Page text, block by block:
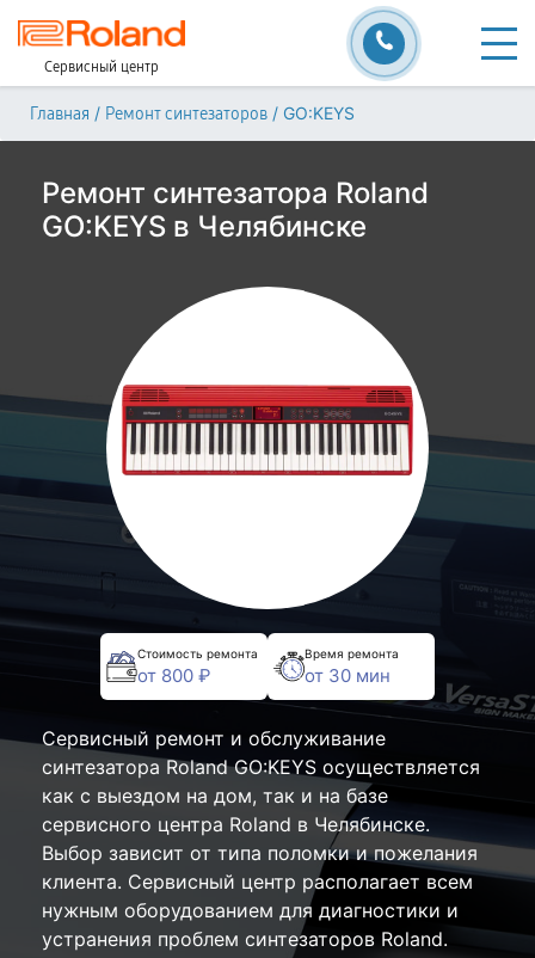
Сервисный центр
Главная / Ремонт синтезаторов / GO:KEYS
Ремонт синтезатора Roland
GO:KEYS в Челябинске
Стоимость ремонта
от 800 ₽
Время ремонта
от 30 мин
Сервисный ремонт и обслуживание
синтезатора Roland GO:KEYS осуществляется
как с выездом на дом, так и на базе
сервисного центра Roland в Челябинске.
Выбор зависит от типа поломки и пожелания
клиента. Сервисный центр располагает всем
нужным оборудованием для диагностики и
устранения проблем синтезаторов Roland.